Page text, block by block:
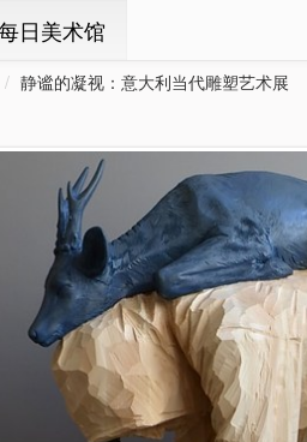
日美术馆
静谧的凝视：意大利当代雕塑艺术展